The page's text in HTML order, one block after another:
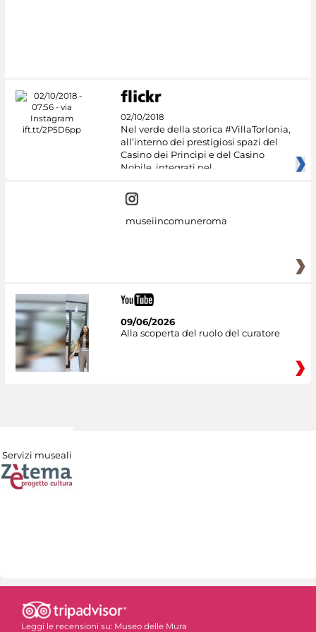
02/10/2018
Nel verde della storica #VillaTorlonia,
all’interno dei prestigiosi spazi del
Casino dei Principi e del Casino
Nobile, integrati nel
museiincomuneroma
09/06/2026
Alla scoperta del ruolo del curatore
Servizi museali
Leggi le recensioni su: Museo delle Mura